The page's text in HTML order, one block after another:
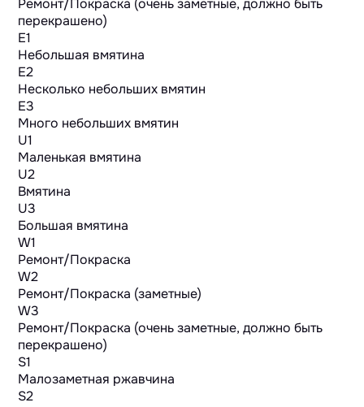
Ремонт/Покраска (очень заметные, должно быть
перекрашено)
E1
Небольшая вмятина
E2
Несколько небольших вмятин
E3
Много небольших вмятин
U1
Маленькая вмятина
U2
Вмятина
U3
Большая вмятина
W1
Ремонт/Покраска
W2
Ремонт/Покраска (заметные)
W3
Ремонт/Покраска (очень заметные, должно быть
перекрашено)
S1
Малозаметная ржавчина
S2